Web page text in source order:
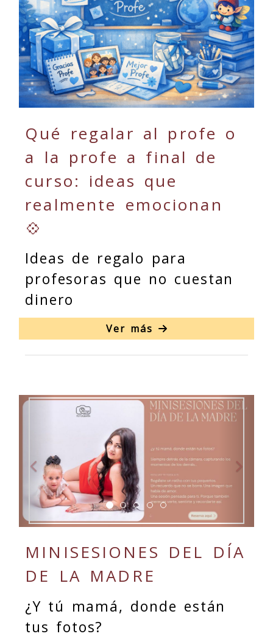
Qué regalar al profe o
a la profe a final de
curso: ideas que
realmente emocionan
💠
Ideas de regalo para
profesoras que no cuestan
dinero
Ver más
Anterior
MINISESIONES DEL DÍA
DE LA MADRE
¿Y tú mamá, donde están
tus fotos?